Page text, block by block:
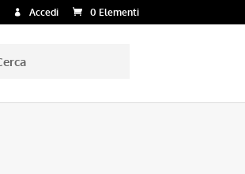
Accedi 0 Elementi